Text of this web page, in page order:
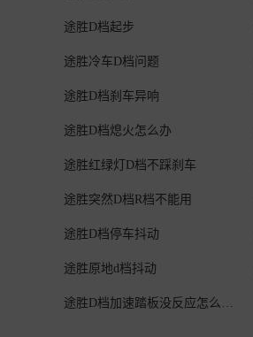
途胜D档起步
途胜冷车D档问题
途胜D档刹车异响
途胜D档熄火怎么办
途胜红绿灯D档不踩刹车
途胜突然D档R档不能用
途胜D档停车抖动
途胜原地d档抖动
途胜D档加速踏板没反应怎么回事